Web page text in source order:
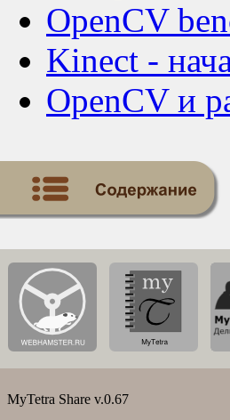
OpenCV
Kinect -
OpenCV и
MyTetra Share v.0.67